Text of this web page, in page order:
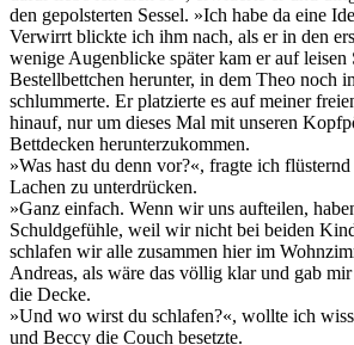
den gepolsterten Sessel. »Ich habe da eine
Verwirrt blickte ich ihm nach, als er in den
wenige Augenblicke später kam er auf leisen
Bestellbettchen herunter, in dem Theo noch
schlummerte. Er platzierte es auf meiner
hinauf, nur um dieses Mal mit unseren
Bettdecken herunterzukommen.
»Was hast du denn vor?«, fragte ich
Lachen zu unterdrücken.
»Ganz einfach. Wenn wir uns aufteilen,
Schuldgefühle, weil wir nicht bei beiden
schlafen wir alle zusammen hier im
Andreas, als wäre das völlig klar und gab
die Decke.
»Und wo wirst du schlafen?«, wollte ich
und Beccy die Couch besetzte.